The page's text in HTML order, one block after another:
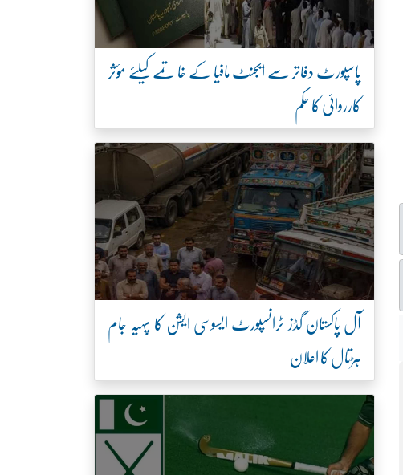
پاسپورٹ دفاتر سے ایجنٹ مافیا کے خاتمے کیلئے مؤثر
کارروائی کا حکم
آل پاکستان گڈز ٹرانسپورٹ ایسوسی ایشن کا پہیہ جام
ہڑتال کا اعلان